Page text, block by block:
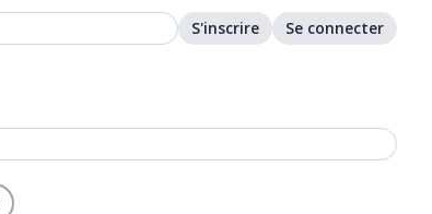
S'inscrire Se connecter